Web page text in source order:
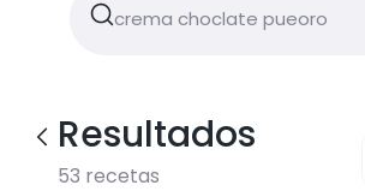
Resultados
53 recetas